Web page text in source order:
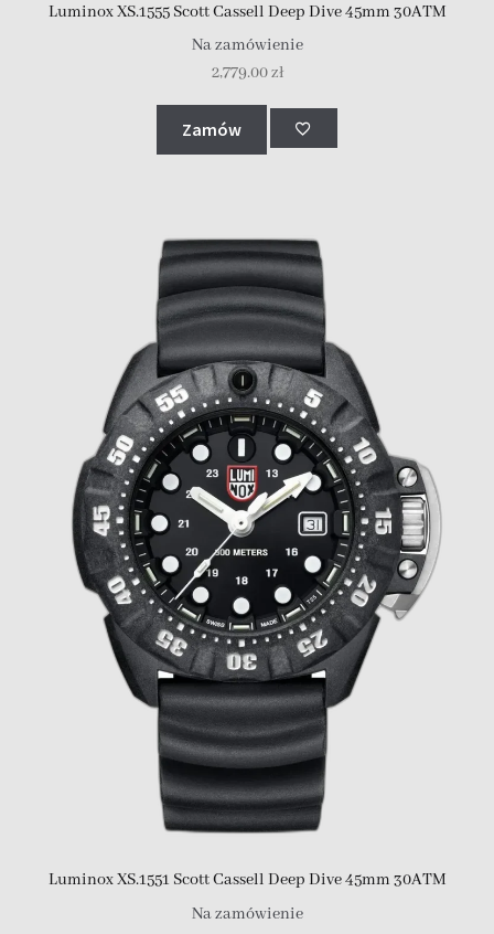
Luminox XS.1555 Scott Cassell Deep Dive 45mm 30ATM
Na zamówienie
2,779.00zł
Zamów
Luminox XS.1551 Scott Cassell Deep Dive 45mm 30ATM
Na zamówienie